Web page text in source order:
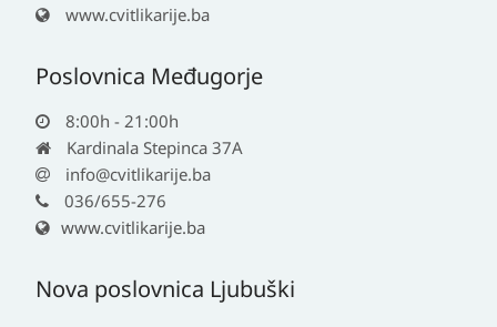
www.cvitlikarije.ba
Poslovnica Međugorje
8:00h - 21:00h
Kardinala Stepinca 37A
info@cvitlikarije.ba
036/655-276
www.cvitlikarije.ba
Nova poslovnica Ljubuški